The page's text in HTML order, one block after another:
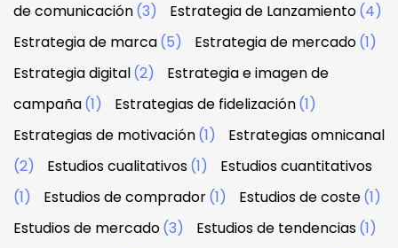
de comunicación(3) Estrategia de Lanzamiento(4)
Estrategia de marca(5) Estrategia de mercado(1)
Estrategia digital(2)
Estrategia e imagen de
campaña(1) Estrategias de fidelización(1)
Estrategias de motivación(1)
Estrategias omnicanal
(2)
Estudios cualitativos(1)
Estudios cuantitativos
(1)
Estudios de comprador(1) Estudios de coste(1)
Estudios de mercado(3) Estudios de tendencias(1)